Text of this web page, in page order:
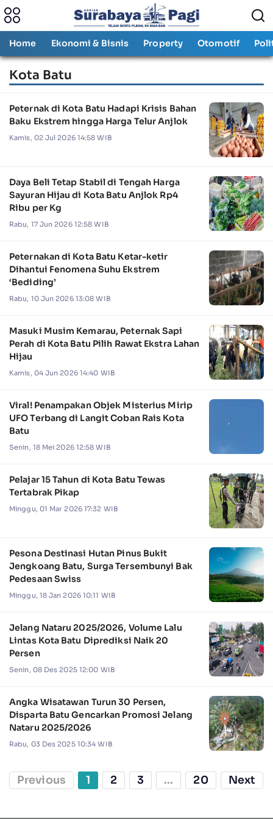
Home Ekonomi & Bisnis Property Otomotif
Kota Batu
Peternak di Kota Batu Hadapi Krisis Bahan
Baku Ekstrem hingga Harga Telur Anjlok
Kamis, 02 Jul 2026 14:58 WIB
Daya Beli Tetap Stabil di Tengah Harga
Sayuran Hijau di Kota Batu Anjlok Rp4
Ribu per Kg
Rabu, 17 Jun 2026 12:58 WIB
Peternakan di Kota Batu Ketar-ketir
Dihantui Fenomena Suhu Ekstrem
‘Bediding’
Rabu, 10 Jun 2026 13:08 WIB
Masuki Musim Kemarau, Peternak Sapi
Perah di Kota Batu Pilih Rawat Ekstra Lahan
Hijau
Kamis, 04 Jun 2026 14:40 WIB
Viral! Penampakan Objek Misterius Mirip
UFO Terbang di Langit Coban Rais Kota
Batu
Senin, 18 Mei 2026 12:58 WIB
Pelajar 15 Tahun di Kota Batu Tewas
Tertabrak Pikap
Minggu, 01 Mar 2026 17:32 WIB
Pesona Destinasi Hutan Pinus Bukit
Jengkoang Batu, Surga Tersembunyi Bak
Pedesaan Swiss
Minggu, 18 Jan 2026 10:11 WIB
Jelang Nataru 2025/2026, Volume Lalu
Lintas Kota Batu Diprediksi Naik 20
Persen
Senin, 08 Des 2025 12:00 WIB
Angka Wisatawan Turun 30 Persen,
Disparta Batu Gencarkan Promosi Jelang
Nataru 2025/2026
Rabu, 03 Des 2025 10:34 WIB
Previous 1 2 3 ... 20 Next